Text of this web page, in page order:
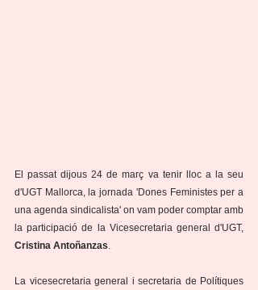
El passat dijous 24 de març va tenir lloc a la seu
d'UGT Mallorca, la jornada 'Dones Feministes per a
una agenda sindicalista' on vam poder comptar amb
Cristina Antoñanzas.
La vicesecretaria general i secretaria de Polítiques